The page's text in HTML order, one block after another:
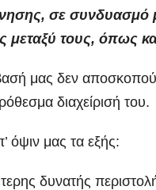
σε συνδυασμό
μεταξύ τους, όπως
μας δεν
διαχείρισή του.
όψιν μας τα εξής:
δυνατής